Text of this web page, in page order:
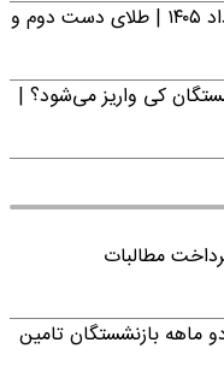
خبر فوری از قیمت طلا امروز شنبه ۱۷ مرداد ۱۴۰۵ | طلای دست دوم و
کی واریز می‌شود؟ |
مطالبات
ماهه بازنشستگان تامین